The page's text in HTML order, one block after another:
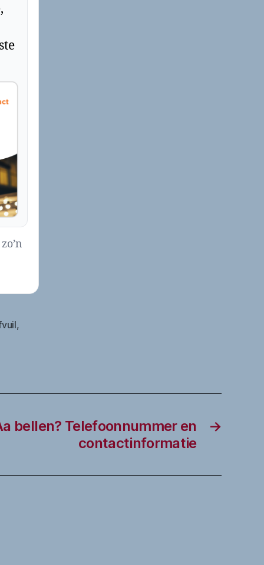
,
→
bellen? Telefoonnummer en
contactinformatie